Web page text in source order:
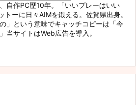
自作PC歴10年。「いいプレーはいい
トーに日々AIMを鍛える。佐賀県出身。
」という意味でキャッチコピーは「今
当サイトはWeb広告を導入。